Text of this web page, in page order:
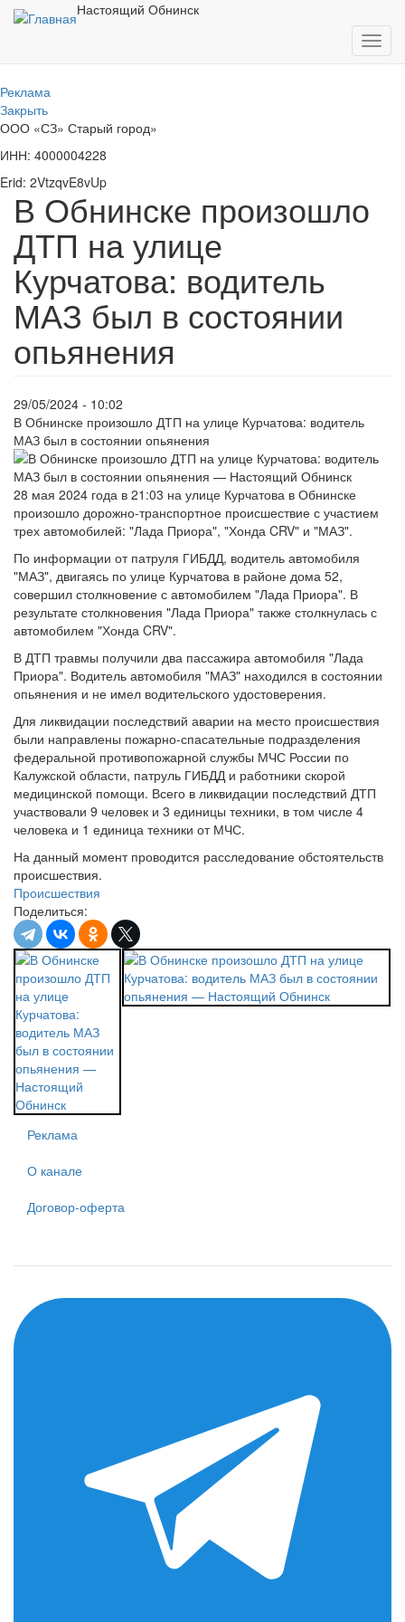
Перейти
содержанию
Настоящий Обнинск
Реклама
Закрыть
ООО «СЗ» Старый город»
ИНН: 4000004228
Erid: 2VtzqvE8vUp
В Обнинске произошло
ДТП на улице
Курчатова: водитель
МАЗ был в состоянии
опьянения
29/05/2024 - 10:02
В Обнинске произошло ДТП на улице Курчатова: водитель
МАЗ был в состоянии опьянения
28 мая 2024 года в 21:03 на улице Курчатова в Обнинске
произошло дорожно-транспортное происшествие с участием
трех автомобилей: "Лада Приора", "Хонда CRV" и "МАЗ".
По информации от патруля ГИБДД, водитель автомобиля
"МАЗ", двигаясь по улице Курчатова в районе дома 52,
совершил столкновение с автомобилем "Лада Приора". В
результате столкновения "Лада Приора" также столкнулась с
автомобилем "Хонда CRV".
В ДТП травмы получили два пассажира автомобиля "Лада
Приора". Водитель автомобиля "МАЗ" находился в состоянии
опьянения и не имел водительского удостоверения.
Для ликвидации последствий аварии на место происшествия
были направлены пожарно-спасательные подразделения
федеральной противопожарной службы МЧС России по
Калужской области, патруль ГИБДД и работники скорой
медицинской помощи. Всего в ликвидации последствий ДТП
участвовали 9 человек и 3 единицы техники, в том числе 4
человека и 1 единица техники от МЧС.
На данный момент проводится расследование обстоятельств
происшествия.
Происшествия
Поделиться:
Реклама
О канале
Договор-оферта